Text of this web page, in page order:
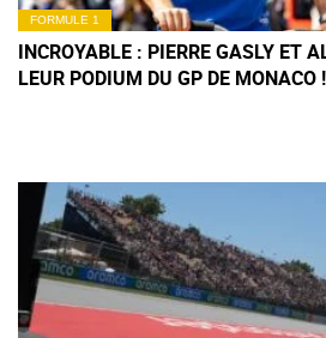
FORMULE 1
INCROYABLE : PIERRE GASLY ET
LEUR PODIUM DU GP DE MONACO !